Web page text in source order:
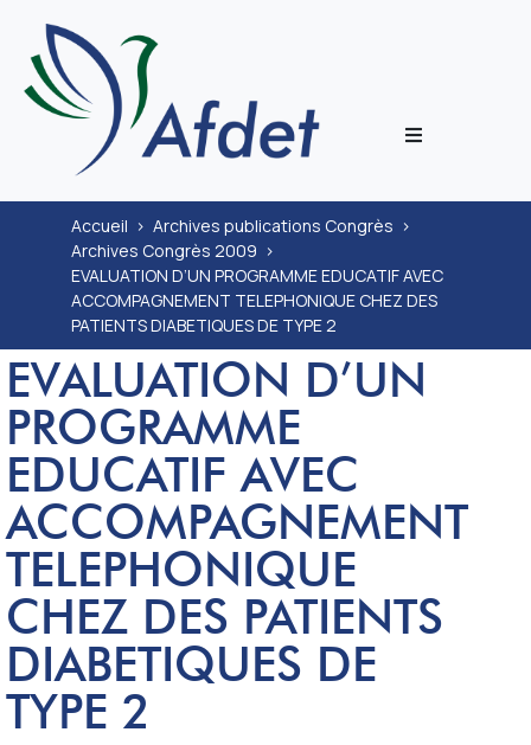
Journal
ECoH
Contact
Accueil > Archives publications Congrès >
Archives Congrès 2009 >
EVALUATION D’UN PROGRAMME EDUCATIF AVEC
ACCOMPAGNEMENT TELEPHONIQUE CHEZ DES
PATIENTS DIABETIQUES DE TYPE 2
EVALUATION D’UN
PROGRAMME
EDUCATIF AVEC
ACCOMPAGNEMENT
TELEPHONIQUE
CHEZ DES PATIENTS
DIABETIQUES DE
TYPE 2